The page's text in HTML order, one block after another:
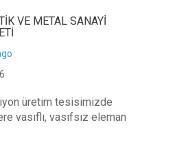
VE METAL SANAYI
üretim tesisimizde
vasıflı, vasıfsız eleman